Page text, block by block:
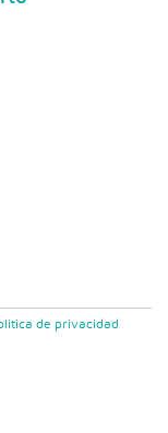
de privacidad